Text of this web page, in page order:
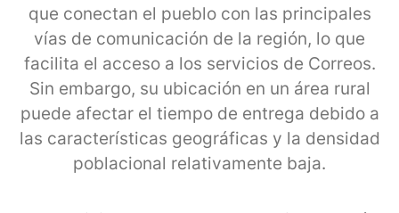
que conectan el pueblo con las principales
vías de comunicación de la región, lo que
facilita el acceso a los servicios de Correos.
Sin embargo, su ubicación en un área rural
puede afectar el tiempo de entrega debido a
las características geográficas y la densidad
poblacional relativamente baja.